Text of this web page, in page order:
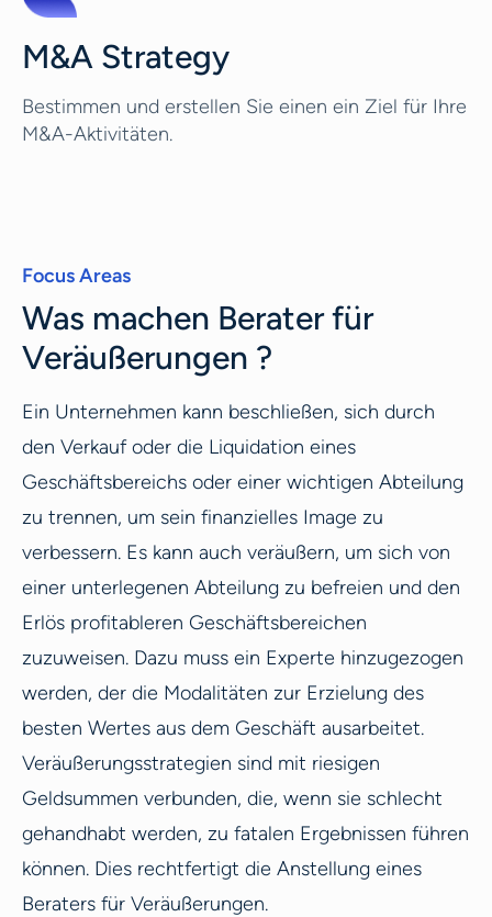
M&A Strategy
Bestimmen und erstellen Sie einen ein Ziel für Ihre
M&A-Aktivitäten.
Focus Areas
Was machen Berater für
Veräußerungen ?
Ein Unternehmen kann beschließen, sich durch
den Verkauf oder die Liquidation eines
Geschäftsbereichs oder einer wichtigen Abteilung
zu trennen, um sein finanzielles Image zu
verbessern. Es kann auch veräußern, um sich von
einer unterlegenen Abteilung zu befreien und den
Erlös profitableren Geschäftsbereichen
zuzuweisen. Dazu muss ein Experte hinzugezogen
werden, der die Modalitäten zur Erzielung des
besten Wertes aus dem Geschäft ausarbeitet.
Veräußerungsstrategien sind mit riesigen
Geldsummen verbunden, die, wenn sie schlecht
gehandhabt werden, zu fatalen Ergebnissen führen
können. Dies rechtfertigt die Anstellung eines
Beraters für Veräußerungen.